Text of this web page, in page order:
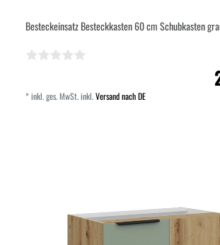
Besteckeinsatz Besteckkasten 60 cm Schubkasten
*inkl. ges. MwSt.inkl.Versand nach DE